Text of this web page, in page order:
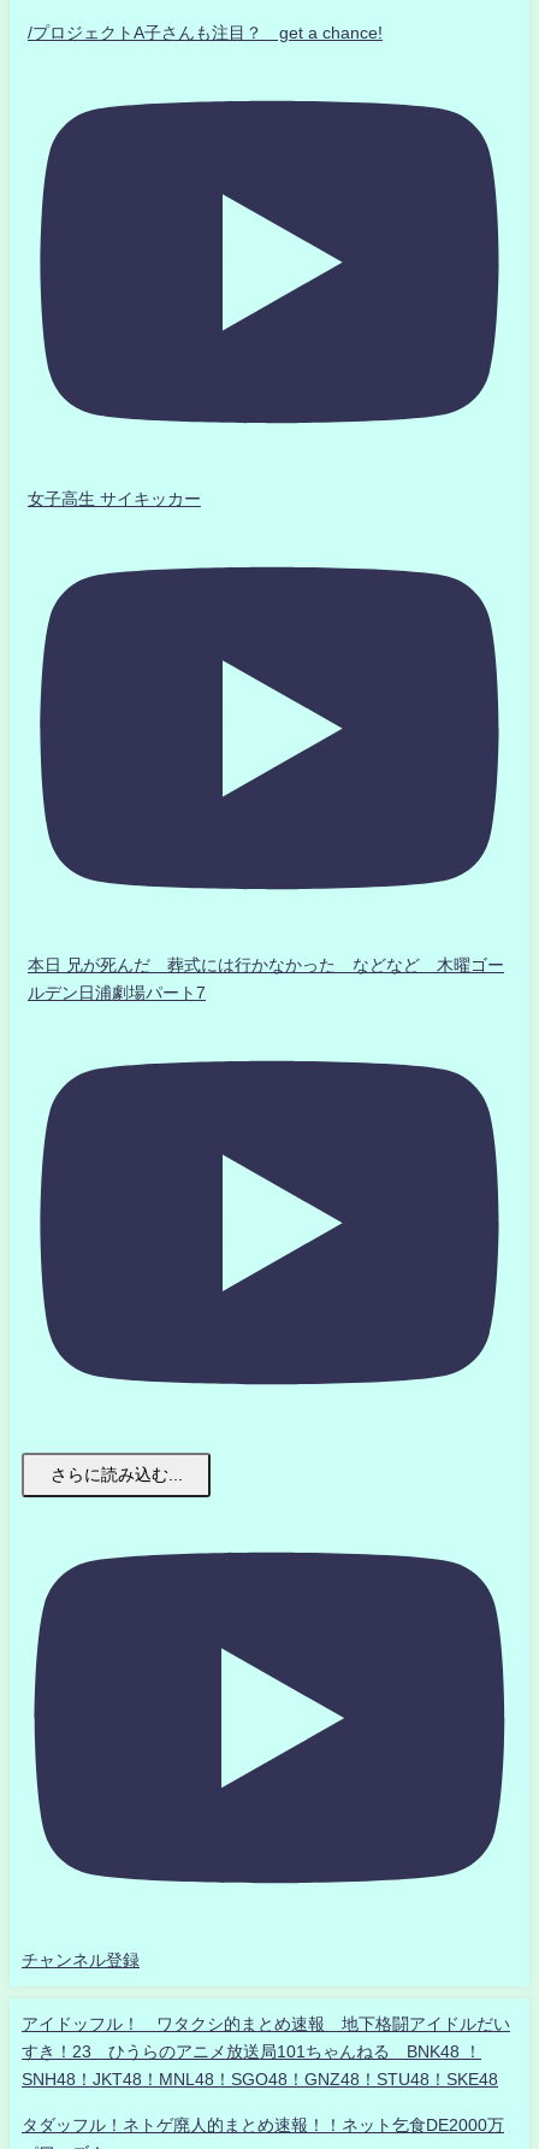
/プロジェクトA子さんも注目？ get a chance!
女子高生 サイキッカー
本日 兄が死んだ 葬式には行かなかった などなど 木曜ゴー
ルデン日浦劇場パート7
さらに読み込む...
チャンネル登録
アイドッフル！ ワタクシ的まとめ速報 地下格闘アイドルだい
すき！23 ひうらのアニメ放送局101ちゃんねる BNK48 ！
SNH48！JKT48！MNL48！SGO48！GNZ48！STU48！SKE48
タダッフル！ネトゲ廃人的まとめ速報！！ネット乞食DE2000万